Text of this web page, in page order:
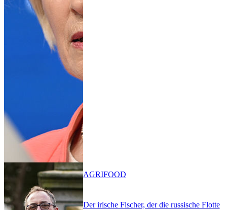
Der irische Fischer, der die russische Flotte
AGRIFOOD